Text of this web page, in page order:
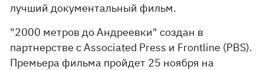
лучший документальный фильм.
"2000 метров до Андреевки" создан в
партнерстве с Associated Press и Frontline (PBS).
Премьера фильма пройдет 25 ноября на